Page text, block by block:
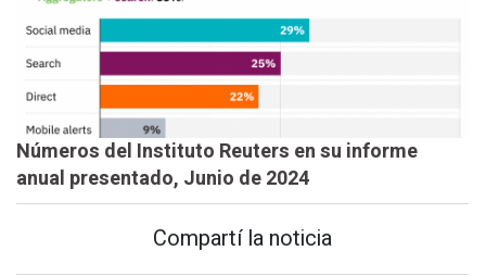
Números del Instituto Reuters en su informe
anual presentado, Junio de 2024
Compartí la noticia